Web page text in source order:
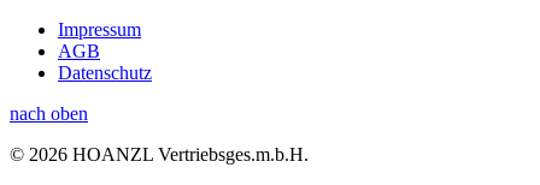
Impressum
AGB
Datenschutz
nach oben
© 2026 HOANZL Vertriebsges.m.b.H.